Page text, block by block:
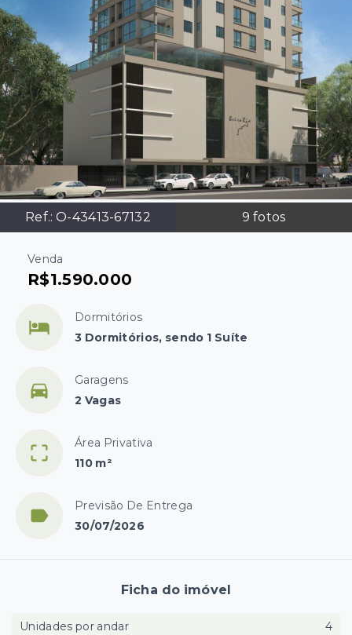
Ref.:O-43413-67132 9 fotos
Venda
R$1.590.000
Dormitórios
3 Dormitórios, sendo 1 Suíte
Garagens
2 Vagas
Área Privativa
110 m²
Previsão De Entrega
30/07/2026
Ficha do imóvel
Unidades por andar
4